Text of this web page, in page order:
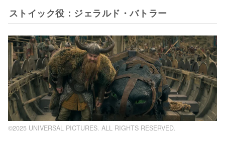
ストイック役：ジェラルド・バトラー
©2025 UNIVERSAL PICTURES. ALL RIGHTS RESERVED.